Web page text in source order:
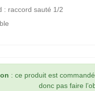
: raccord sauté 1/2
: ce produit est
donc pas faire